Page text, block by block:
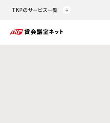
TKPのサービス一覧